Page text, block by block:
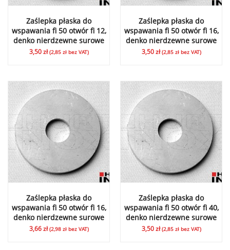
Zaślepka płaska do
wspawania fi 50 otwór fi 12,
denko nierdzewne surowe
3,50zł (2,85 złbez VAT)
Zaślepka płaska do
wspawania fi 50 otwór fi 16,
denko nierdzewne surowe
3,50zł (2,85 złbez VAT)
Zaślepka płaska do
wspawania fi 50 otwór fi 16,
denko nierdzewne surowe
3,66zł (2,98 złbez VAT)
Zaślepka płaska do
wspawania fi 50 otwór fi 40,
denko nierdzewne surowe
3,50zł (2,85 złbez VAT)